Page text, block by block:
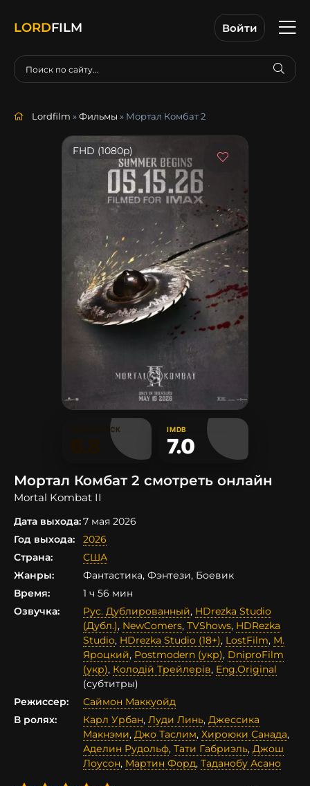
LORDFILM Войти
Lordfilm »Фильмы » Мортал Комбат 2
FHD (1080p)
КИНОПОИСК IMDB
7.0
Мортал Комбат 2 смотреть онлайн
Mortal Kombat II
Дата выхода:7 мая 2026
Год выхода:
2026
Страна:
США
Жанры:
Фантастика, Фэнтези, Боевик
Время:
1 ч 56 мин
Озвучка:
Рус. Дублированный, HDrezka Studio
(Дубл.), NewComers, TVShows, HDRezka
Studio, HDrezka Studio (18+), LostFilm, М.
Яроцкий, Postmodern (укр), DniproFilm
(укр), Колодій Трейлерів, Eng.Original
(субтитры)
Режиссер:
Саймон Маккуойд
В ролях:
Карл Урбан, Луди Линь, Джессика
Макнэми, Джо Таслим, Хироюки Санада,
Аделин Рудольф, Тати Габриэль, Джош
Лоусон, Мартин Форд, Таданобу Асано